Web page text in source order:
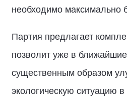
необходимо максимально
Партия предлагает
позволит уже в
существенным образом
экологическую ситуацию в